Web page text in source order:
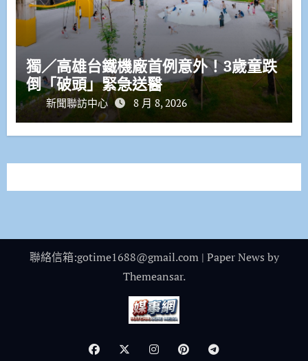
獨／高雄台鐵機廠首例意外！3歲童跌
倒「破頭」緊急送醫
新聞聯訪中心 8 月 8, 2026
聯絡信箱:gotime1688@gmail.com | Paper News by
Themeansar.